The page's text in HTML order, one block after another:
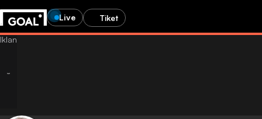
Live Tiket